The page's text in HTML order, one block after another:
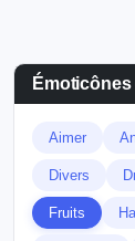
Aimer
Divers
Fruits